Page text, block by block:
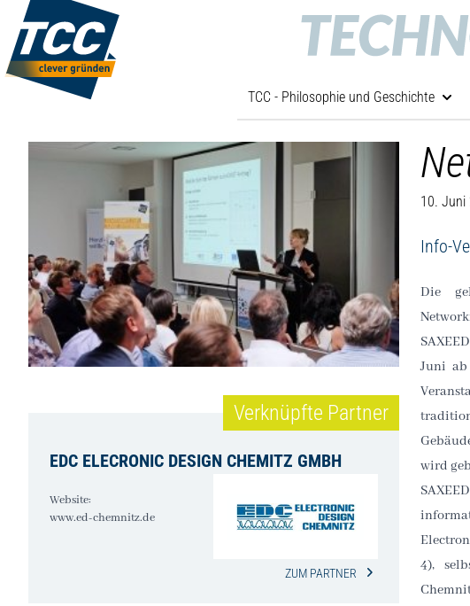
TCC - Philosophie und Geschichte
10. Juni
Info-
Die
Juni ab
wird
4),
Verknüpfte Partner
EDC ELECRONIC DESIGN CHEMITZ GMBH
Website:
www.ed-chemnitz.de
ZUM PARTNER